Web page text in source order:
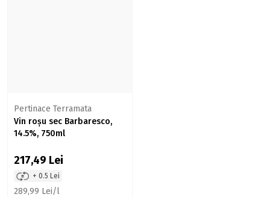
Pertinace Terramata
Vin roșu sec Barbaresco,
14.5%, 750ml
217,49 Lei
+ 0.5 Lei
289,99 Lei/l